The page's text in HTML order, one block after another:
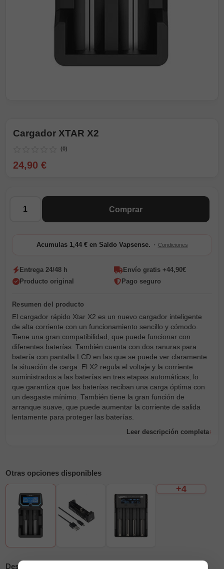
Cargador XTAR X2
(0)
24,90 €
Comprar
Acumulas 1,44 € en Saldo Vapsense. · Condiciones
Entrega 24/48 h
Envío gratis +44,90€
Producto original
Pago seguro
El cargador rápido Xtar X2 es un nuevo cargador inteligente
de alta corriente con un funcionamiento sencillo y cómodo.
Tiene una gran compatibilidad, que puede funcionar con
diferentes baterías. También cuenta con dos ranuras para
batería con pantalla LCD en las que se puede ver claramente
la situación de carga. El X2 regula el voltaje y la corriente
suministrados a las baterías en tres etapas automáticas, lo
que garantiza que las baterías reciban una carga óptima con
un desgaste mínimo. También tiene la gran función de
arranque suave, que puede aumentar la corriente de salida
lentamente para proteger las baterías.
Leer descripción completa
Otras opciones disponibles
+4
Descripción